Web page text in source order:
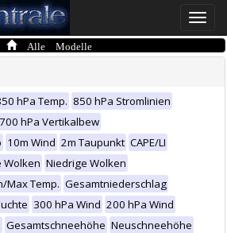
Toggle
Alle Modelle
hPa Temp. 850 hPa Stromlinien
700 hPa Vertikalbew
10m Wind 2m Taupunkt CAPE/LI
Wolken Niedrige Wolken
Max Temp. Gesamtniederschlag
300 hPa Wind 200 hPa Wind
Gesamtschneehöhe Neuschneehöhe